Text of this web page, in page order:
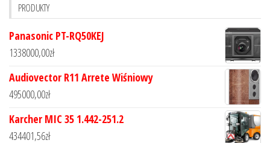
PRODUKTY
Panasonic PT-RQ50KEJ
1338000,00zł
Audiovector R11 Arrete Wiśniowy
495000,00zł
Karcher MIC 35 1.442-251.2
434401,56zł